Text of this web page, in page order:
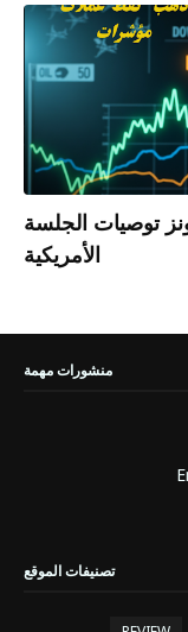
توصيات الجلسة
الأمريكية
منشورات مهمة
تصنيفات الموقع